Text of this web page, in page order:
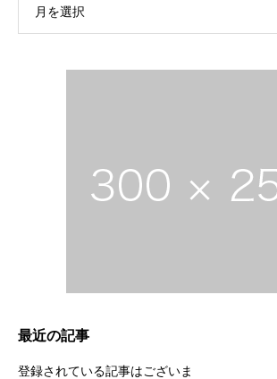
月を選択
最近の記事
登録されている記事はございま